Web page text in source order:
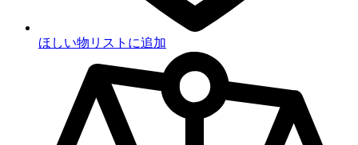
ほしい物リストに追加